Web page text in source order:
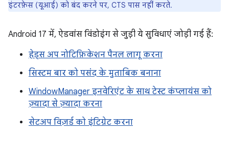
इंटरफ़ेस (यूआई) को बंद करने पर, CTS पास नहीं करते.
Android 17 में, ऐडवांस विंडोइंग से जुड़ी ये सुविधाएं जोड़ी गई हैं:
हेड्स अप नोटिफ़िकेशन पैनल लागू करना
सिस्टम बार को पसंद के मुताबिक बनाना
WindowManager इनवेरिएंट के साथ टेस्ट कंप्लायंस को
ज़्यादा से ज़्यादा करना
सेटअप विज़र्ड को इंटिग्रेट करना